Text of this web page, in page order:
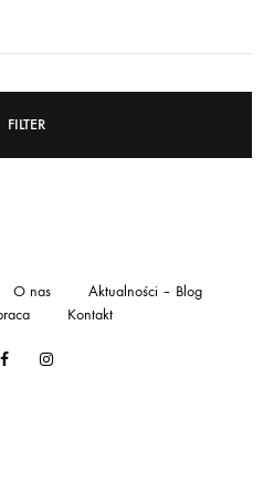
FILTER
FacebookInstagram
O nas
Aktualności – Blog
Kontakt